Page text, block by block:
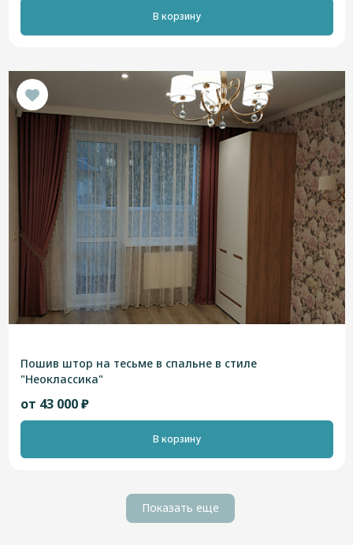
В корзину
Пошив штор на тесьме в спальне в стиле
"Неоклассика"
от 43 000 ₽
В корзину
Показать еще